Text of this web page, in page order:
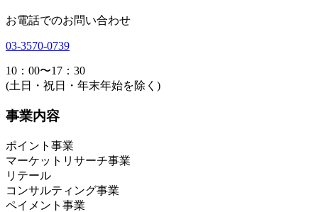
お電話でのお問い合わせ
03-3570-0739
10：00〜17：30
(土日・祝日・年末年始を除く)
事業内容
ポイント事業
マーケットリサーチ事業
リテール
コンサルティング事業
ペイメント事業